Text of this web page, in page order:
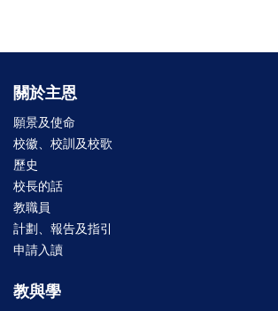
關於主恩
願景及使命
校徽、校訓及校歌
歷史
校長的話
教職員
計劃、報告及指引
申請入讀
教與學